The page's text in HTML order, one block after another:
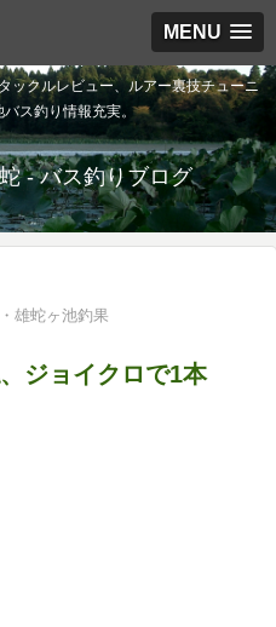
MENU
ックルレビュー、ルアー裏技チューニ
バス釣り情報充実。
- バス釣りブログ
雄蛇ヶ池釣果
ジョイクロで1本